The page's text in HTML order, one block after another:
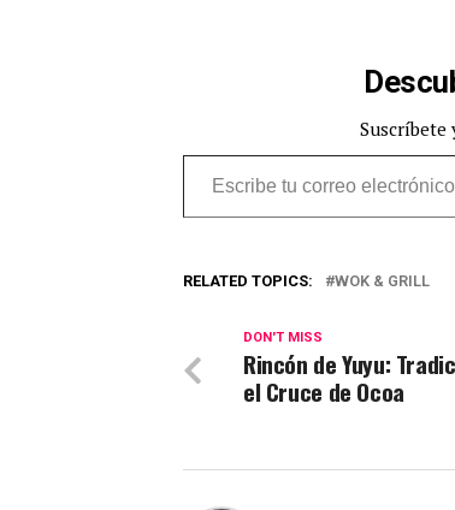
Suscríbete
Escribe tu correo electrónico…
RELATED TOPICS: WOK & GRILL
DON'T MISS
Rincón de Yuyu:
el Cruce de Ocoa